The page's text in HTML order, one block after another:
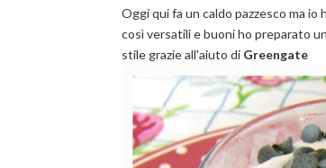
Oggi qui fa un caldo pazzesco ma
così versatili e buoni ho preparato
stile grazie all'aiuto di Greengate